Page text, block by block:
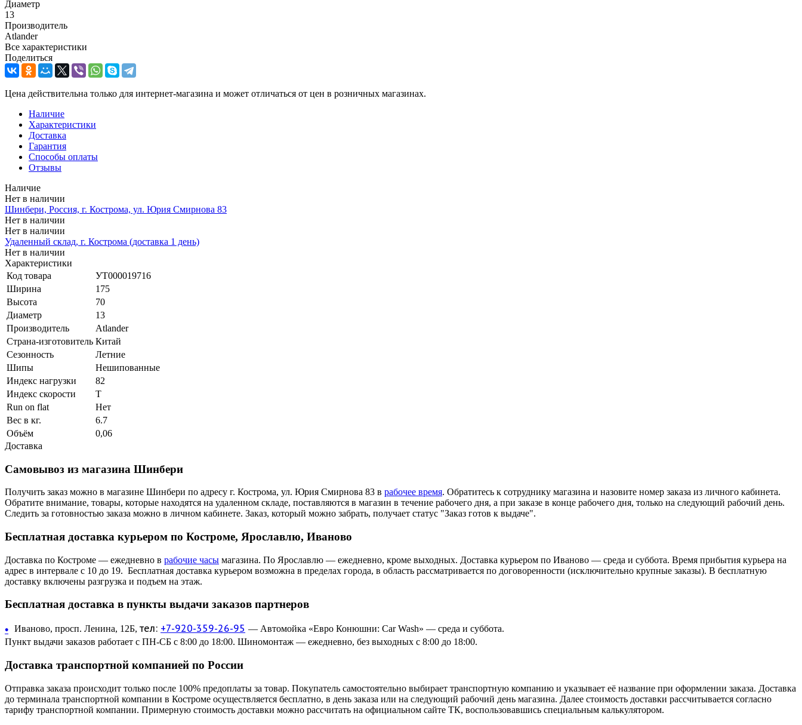
Диаметр
13
Производитель
Atlander
Все характеристики
Поделиться
Цена действительна только для интернет-магазина и может отличаться от цен в розничных магазинах.
Наличие
Характеристики
Доставка
Гарантия
Способы оплаты
Отзывы
Наличие
Нет в наличии
Шинбери, Россия, г. Кострома, ул. Юрия Смирнова 83
Нет в наличии
Нет в наличии
Удаленный склад, г. Кострома (доставка 1 день)
Нет в наличии
Характеристики
Код товара
УТ000019716
Ширина
175
Высота
70
Диаметр
13
Производитель
Atlander
Страна-изготовитель Китай
Сезонность
Летние
Шипы
Нешипованные
Индекс нагрузки
82
Индекс скорости
T
Run on flat
Нет
Вес в кг.
6.7
Объём
0,06
Доставка
Самовывоз из магазина Шинбери
Получить заказ можно в магазине Шинбери по адресу г. Кострома, ул. Юрия Смирнова 83 в рабочее время. Обратитесь к сотруднику магазина и назовите номер заказа из личного кабинета.
Обратите внимание, товары, которые находятся на удаленном складе, поставляются в магазин в течение рабочего дня, а при заказе в конце рабочего дня, только на следующий рабочий день.
Следить за готовностью заказа можно в личном кабинете. Заказ, который можно забрать, получает статус "Заказ готов к выдаче".
Бесплатная доставка курьером по Костроме, Ярославлю, Иваново
Доставка по Костроме — ежедневно в рабочие часы магазина. По Ярославлю — ежедневно, кроме выходных. Доставка курьером по Иваново — среда и суббота. Время прибытия курьера на
адрес в интервале с 10 до 19. Бесплатная доставка курьером возможна в пределах города, в область рассматривается по договоренности (исключительно крупные заказы). В бесплатную
доставку включены разгрузка и подъем на этаж.
Бесплатная доставка в пункты выдачи заказов партнеров
• Иваново, просп. Ленина, 12Б, тел: +7-920-359-26-95 — Автомойка «Евро Конюшни: Car Wash» — среда и суббота.
Пункт выдачи заказов работает с ПН-СБ с 8:00 до 18:00. Шиномонтаж — ежедневно, без выходных с 8:00 до 18:00.
Доставка транспортной компанией по России
Отправка заказа происходит только после 100% предоплаты за товар. Покупатель самостоятельно выбирает транспортную компанию и указывает её название при оформлении заказа. Доставка
до терминала транспортной компании в Костроме осуществляется бесплатно, в день заказа или на следующий рабочий день магазина. Далее стоимость доставки рассчитывается согласно
тарифу транспортной компании. Примерную стоимость доставки можно рассчитать на официальном сайте ТК, воспользовавшись специальным калькулятором.